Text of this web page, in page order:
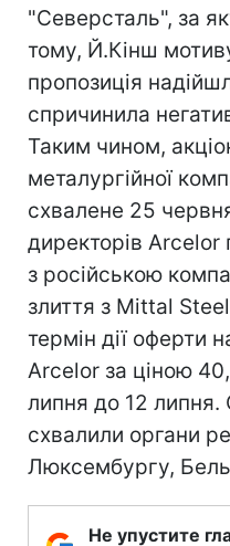
"Северсталь", за
тому, Й.Кінш
пропозиція
спричинила
Таким чином,
металургійної
схвалене 25
директорів Arcelor
з російською
злиття з Mittal
термін дії оферти
Arcelor за ціною
липня до 12
схвалили органи
Люксембургу,
Не упустите